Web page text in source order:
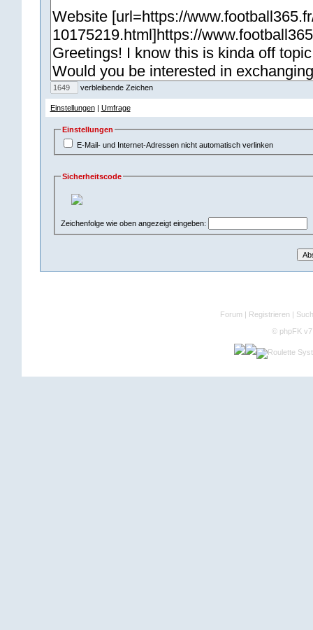
verbleibende Zeichen
Einstellungen| Umfrage
Einstellungen
E-Mail- und Internet-Adressen nicht automatisch verlinken
Sicherheitscode
Zeichenfolge wie oben angezeigt eingeben:
Forum | Registrieren |
© phpFK